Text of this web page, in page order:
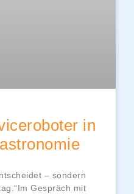
in
– sondern
Gespräch mit